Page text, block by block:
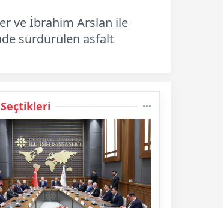
ve İbrahim Arslan ile
sürdürülen asfalt